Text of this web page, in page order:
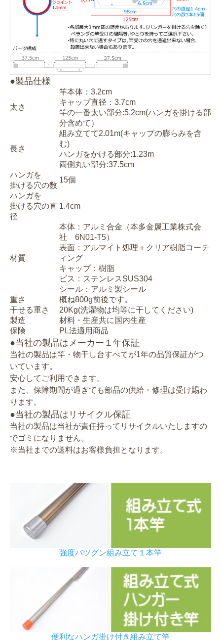
●製品仕様
太さ
竿本体：3.2cm
キャップ直径：3.7cm
竿の一番太い部分:5.2cm(ハンガを掛ける部
分含めて）
長さ
組み立てて2.01m(キャップの膨らみを含
む)
ハンガをかける部分:1.23m
両側丸い部分:37.5cm
ハンガを
掛ける穴の数
15個
ハンガを
掛ける穴の直
径
1.4cm
材質
本体：アルミ合金（本多金属工業株式会
社 6N01-T5）
表面：アルマイト処理＋クリア樹脂コーテ
ィング
キャップ：樹脂
ビス：ステンレスSUS304
シール：アルミ製シール
重さ
概ね800g前後です。
干せる重さ
20Kg(洗濯物は均等に干してください)
製造
材料・生産共に国内生産
保険
PL法適用商品
●当社の製品はメーカー１年保証
当社の製品は竿・物干し台すべてが1年の品質保証がつ
いています。
安心してご利用できます。
また、保障期間が過ぎても部品の供給・修理は受け賜わ
ります。
●当社の製品はリサイクル保証
当社の製品は当社が責任持ってリサイクルいたしますの
でゴミになりません。
※当社までの送料はお客様負担となります。
強度バツグン組み立て１本竿
便利なハンガ掛け付き組み立て竿